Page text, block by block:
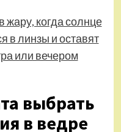
жару, когда солнце
в линзы и оставят
или вечером
выбрать
в ведре